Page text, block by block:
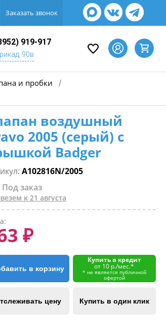
Заказать звонок
919-917
90в
и пробки /
воздушный
2005 (серый) с
Badger
A102816N/2005
Под заказ
к 21 августа
₽
в корзину
Купить в кредит
от 10 р./мес.*
* не является публичной
офертой
цену Купить в один клик